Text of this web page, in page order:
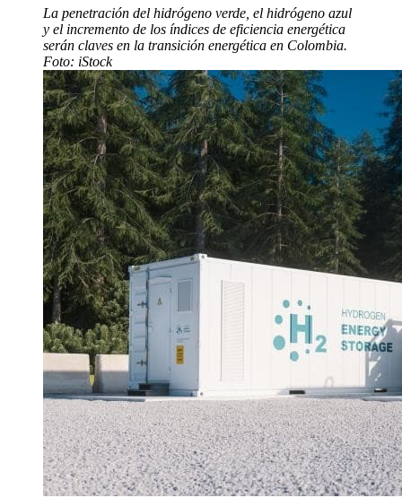
La penetración del hidrógeno verde, el hidrógeno azul
y el incremento de los índices de eficiencia energética
serán claves en la transición energética en Colombia.
Foto: iStock